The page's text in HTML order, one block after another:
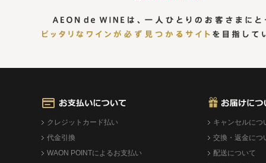
クレジットカード払い
代金引換
WAON POINTによるお支払い
キャンセルにつ
交換・返金につ
配送について